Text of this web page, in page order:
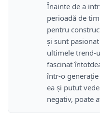
Înainte de a
perioadă de
pentru
și sunt
ultimele trend-
fascinat
într-o
ea și putut
negativ, poate